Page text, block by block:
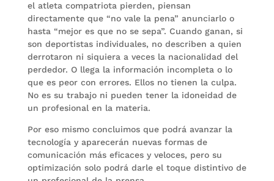
el atleta compatriota pierden, piensan
directamente que “no vale la pena” anunciarlo o
hasta “mejor es que no se sepa”. Cuando ganan, si
son deportistas individuales, no describen a quien
derrotaron ni siquiera a veces la nacionalidad del
perdedor. O llega la información incompleta o lo
que es peor con errores. Ellos no tienen la culpa.
No es su trabajo ni pueden tener la idoneidad de
un profesional en la materia.
Por eso mismo concluimos que podrá avanzar la
tecnología y aparecerán nuevas formas de
comunicación más eficaces y veloces, pero su
optimización solo podrá darle el toque distintivo de